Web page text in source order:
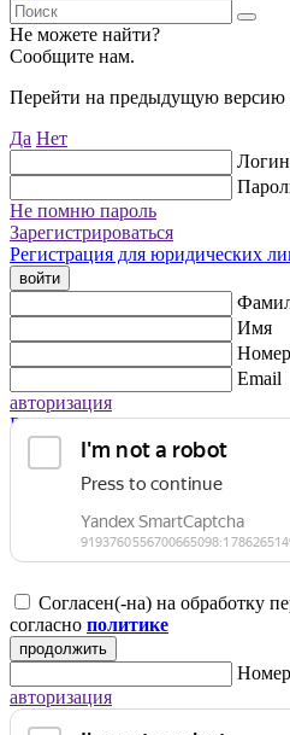
Не можете найти?
Сообщите нам.
Перейти на предыдущую версию
Да Нет
Не помню пароль
Зарегистрироваться
Регистрация для юридических
войти
Имя
Email
авторизация
Регистрация для юридических
Согласен(-на) на обработку
согласно политике
продолжить
авторизация